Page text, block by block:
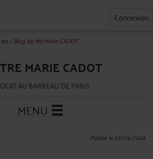
Connexion
>Blog de Me Marie CADOT
MARIE CADOT
AU BARREAU DE PARIS
MENU
Publié le 22/04/2024